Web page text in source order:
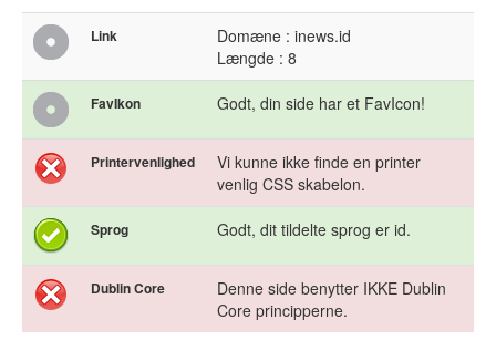
Link
Domæne : inews.id
Længde : 8
FavIkon Godt, din side har et FavIcon!
Printervenlighed
Vi kunne ikke finde en printer
venlig CSS skabelon.
Sprog Godt, dit tildelte sprog er id.
Dublin Core
Denne side benytter IKKE Dublin
Core principperne.